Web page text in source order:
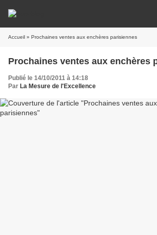
Accueil » Prochaines ventes aux enchères parisiennes
Prochaines ventes aux enchères
Publié le 14/10/2011 à 14:18
Par La Mesure de l'Excellence